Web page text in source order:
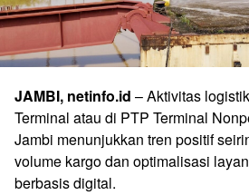
JAMBI, netinfo.id – Aktivitas
Terminal atau di PTP Terminal
Jambi menunjukkan tren positif
volume kargo dan optimalisasi
berbasis digital.